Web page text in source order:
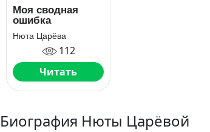
Моя сводная
ошибка
Нюта Царёва
112
Читать
Биография Нюты Царёвой